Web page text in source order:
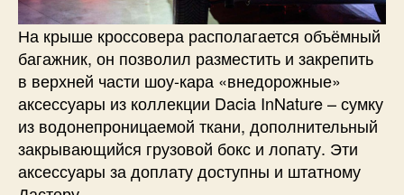
На крыше кроссовера располагается объёмный
багажник, он позволил разместить и закрепить
в верхней части шоу-кара «внедорожные»
аксессуары из коллекции Dacia InNature – сумку
из водонепроницаемой ткани, дополнительный
закрывающийся грузовой бокс и лопату. Эти
аксессуары за доплату доступны и штатному